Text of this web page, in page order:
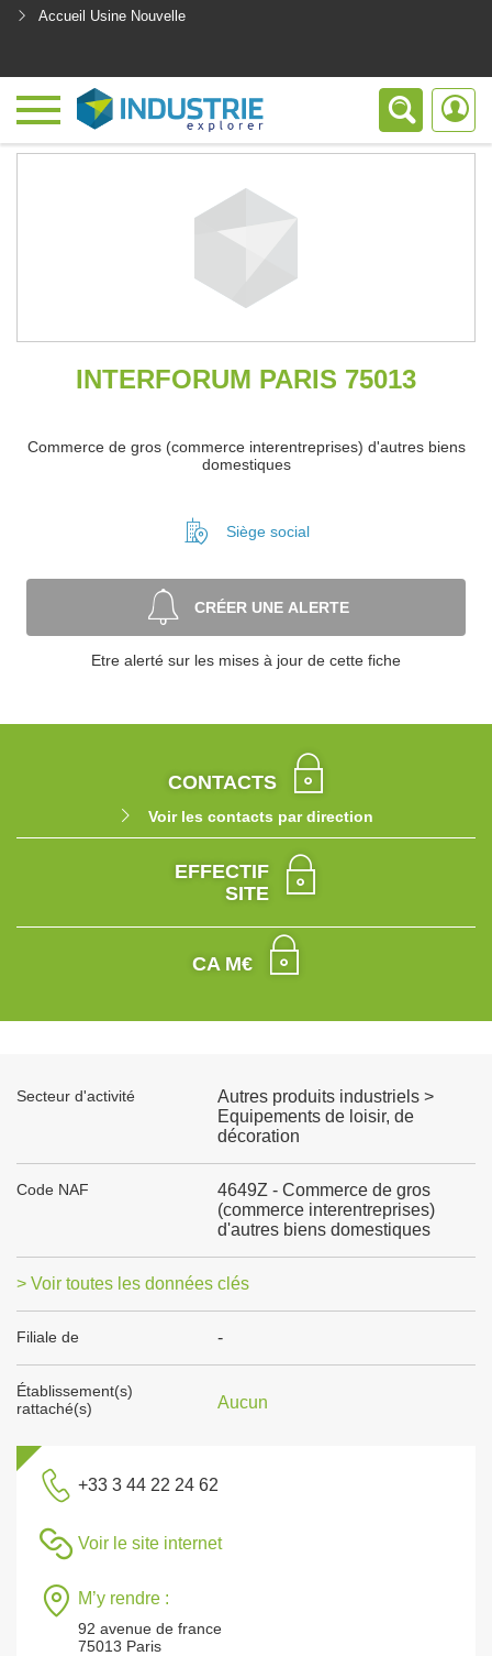
Accueil Usine Nouvelle
INTERFORUM PARIS 75013
Commerce de gros (commerce interentreprises) d'autres biens
domestiques
Siège social
CRÉER UNE ALERTE
Etre alerté sur les mises à jour de cette fiche
CONTACTS
Voir les contacts par direction
EFFECTIF
SITE
CA M€
Secteur d'activité
Autres produits industriels >
Equipements de loisir, de
décoration
Code NAF
4649Z - Commerce de gros
(commerce interentreprises)
d'autres biens domestiques
> Voir toutes les données clés
Filiale de -
Établissement(s)
rattaché(s)
Aucun
+33 3 44 22 24 62
Voir le site internet
M’y rendre :
92 avenue de france
75013 Paris